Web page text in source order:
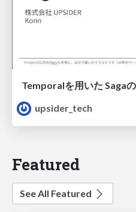
upsider_tech
Featured
See All Featured